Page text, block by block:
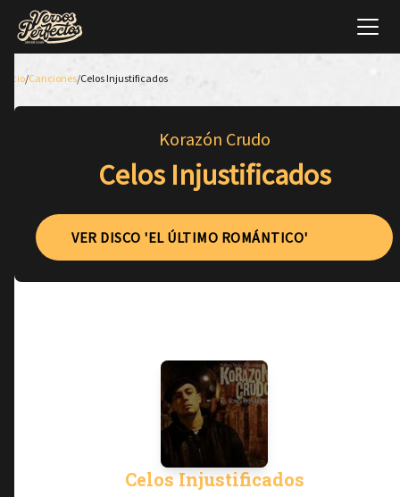
Inicio/Canciones/Celos Injustificados
Korazón Crudo
Celos Injustificados
VER DISCO 'EL ÚLTIMO ROMÁNTICO'
Celos Injustificados